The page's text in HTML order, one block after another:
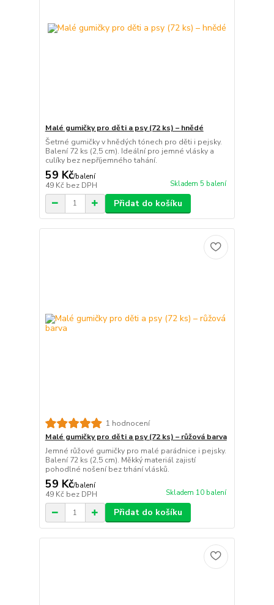
Malé gumičky pro děti a psy (72 ks) – hnědé
Šetrné gumičky v hnědých tónech pro děti i pejsky.
Balení 72 ks (2,5 cm). Ideální pro jemné vlásky a
culíky bez nepříjemného tahání.
59 Kč/balení
49 Kč bez DPH Skladem 5 balení
Přidat do košíku
1 hodnocení
Malé gumičky pro děti a psy (72 ks) – růžová barva
Jemné růžové gumičky pro malé parádnice i pejsky.
Balení 72 ks (2,5 cm). Měkký materiál zajistí
pohodlné nošení bez trhání vlásků.
59 Kč/balení
49 Kč bez DPH Skladem 10 balení
Přidat do košíku